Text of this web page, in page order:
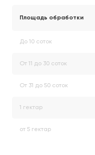
Площадь обработки
До 10 соток
От 11 до 30 соток
От 31 до 50 соток
1 гектар
от 5 гектар